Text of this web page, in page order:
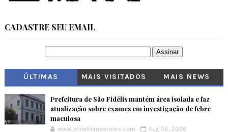
CADASTRE SEU EMAIL
ÚLTIMAS MAIS VISITADOS MAIS NEWS
Prefeitura de São Fidélis mantém área isolada e faz
atualização sobre exames em investigação de febre
maculosa
www.jornaltemponews.com Aug 06, 2026